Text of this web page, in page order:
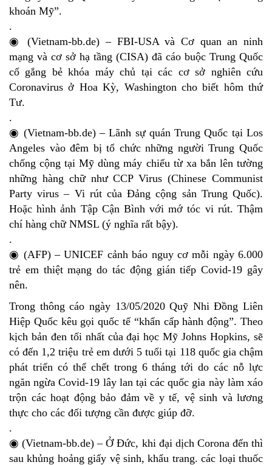
khoán Mỹ”.
.
◉ (Vietnam-bb.de) – FBI-USA và Cơ quan an ninh
mạng và cơ sở hạ tầng (CISA) đã cáo buộc Trung Quốc
cố gắng bẻ khóa máy chủ tại các cơ sở nghiên cứu
Coronavirus ở Hoa Kỳ, Washington cho biết hôm thứ
Tư.
.
◉ (Vietnam-bb.de) – Lãnh sự quán Trung Quốc tại Los
Angeles vào đêm bị tổ chức những người Trung Quốc
chống cộng tại Mỹ dùng máy chiếu từ xa bắn lên tường
những hàng chữ như CCP Virus (Chinese Communist
Party virus – Vi rút của Đảng cộng sản Trung Quốc).
Hoặc hình ảnh Tập Cận Bình với mớ tóc vi rút. Thậm
chí hàng chữ NMSL (ý nghĩa rất bậy).
.
◉ (AFP) – UNICEF cảnh báo nguy cơ mỗi ngày 6.000
trẻ em thiệt mạng do tác động gián tiếp Covid-19 gây
nên.
Trong thông cáo ngày 13/05/2020 Quỹ Nhi Đồng Liên
Hiệp Quốc kêu gọi quốc tế “khẩn cấp hành động”. Theo
kịch bản đen tối nhất của đại học Mỹ Johns Hopkins, sẽ
có đến 1,2 triệu trẻ em dưới 5 tuổi tại 118 quốc gia chậm
phát triển có thể chết trong 6 tháng tới do các nỗ lực
ngăn ngừa Covid-19 lây lan tại các quốc gia này làm xáo
trộn các hoạt động bảo đảm về y tế, vệ sinh và lương
thực cho các đối tượng cần được giúp đỡ.
.
◉ (Vietnam-bb.de) – Ở Đức, khi đại dịch Corona đến thì
sau khủng hoảng giấy vệ sinh, khẩu trang. các loại thuốc